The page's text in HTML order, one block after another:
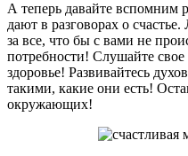
А теперь давайте вспомним
дают в разговорах о
за все, что бы с вами не
потребности! Слушайте свое
здоровье! Развивайтесь
такими, какие они есть!
окружающих!